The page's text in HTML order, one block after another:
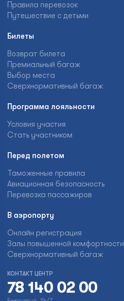
Правила перевозок
Путешествие с детьми
Билеты
Возврат билета
Премиальный багаж
Выбор места
Сверхнормативный багаж
Программа лояльности
Условия участия
Стать участником
Перед полетом
Таможенные правила
Авиационная безопасность
Перевозка пассажиров
В аэропорту
Онлайн регистрация
Залы повышенной комфортности
Сверхнормативный багаж
КОНТАКТ ЦЕНТР
78 140 02 00